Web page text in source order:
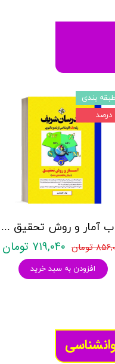
کتاب آمار و روش تحقیق مدرسان شریف
تومان ۷۱۹,۰۴۰ تومان
افزودن به سبد خرید
بندی